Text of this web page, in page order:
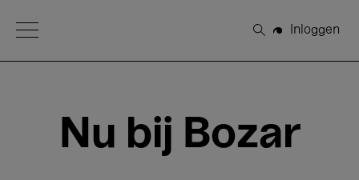
Open Menu
Zoeken
Inloggen
Nu bij Bozar